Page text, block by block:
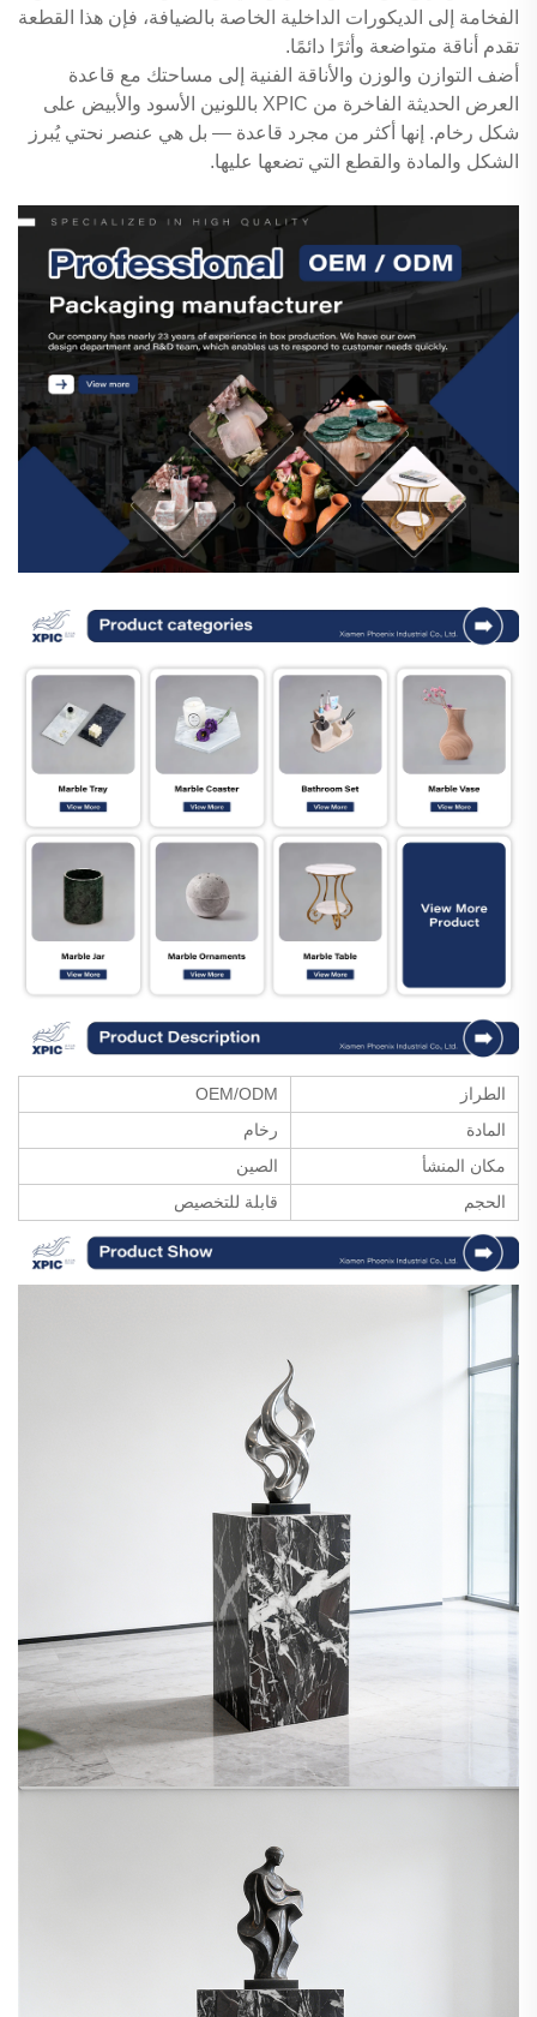
الفخامة إلى الديكورات الداخلية الخاصة بالضيافة، فإن هذا القطعة
تقدم أناقة متواضعة وأثرًا دائمًا.
أضف التوازن والوزن والأناقة الفنية إلى مساحتك مع قاعدة
العرض الحديثة الفاخرة من XPIC باللونين الأسود والأبيض على
شكل رخام. إنها أكثر من مجرد قاعدة — بل هي عنصر نحتي يُبرز
الشكل والمادة والقطع التي تضعها عليها.
الطراز
OEM/ODM
المادة
رخام
مكان المنشأ
الصين
الحجم
قابلة للتخصيص